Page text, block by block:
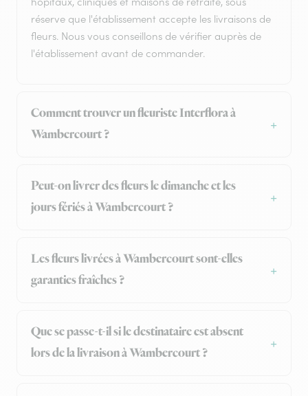
réserve que l'établissement accepte les livraisons de
fleurs. Nous vous conseillons de vérifier auprès de
l'établissement avant de commander.
Comment trouver un fleuriste Interflora à
Wambercourt ?
Peut-on livrer des fleurs le dimanche et les
jours fériés à Wambercourt ?
Les fleurs livrées à Wambercourt sont-elles
garanties fraîches ?
Que se passe-t-il si le destinataire est absent
lors de la livraison à Wambercourt ?